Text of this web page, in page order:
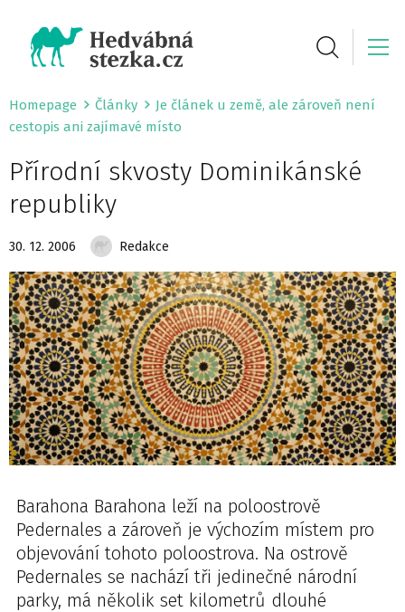
Homepage Články
Je článek u země, ale zároveň není
cestopis ani zajímavé místo
Přírodní skvosty Dominikánské
republiky
30. 12. 2006 Redakce
Barahona Barahona leží na poloostrově
Pedernales a zároveň je výchozím místem pro
objevování tohoto poloostrova. Na ostrově
Pedernales se nachází tři jedinečné národní
parky, má několik set kilometrů dlouhé